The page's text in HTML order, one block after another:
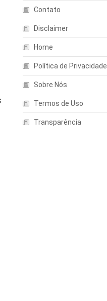
Contato
Disclaimer
Home
Política de Privacidade
Sobre Nós
Termos de Uso
Transparência